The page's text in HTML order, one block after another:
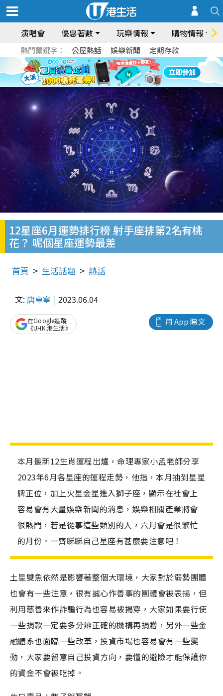
演唱會 優惠著數 玩樂情報 購物情報
熱門關鍵字： 公屋熱話 娛樂新聞 定期存款
12星座6月運勢排行榜 射手座排第2名有桃
花？ 呢個星座運勢最差
首頁 生活話題 熱話
文: 唐卓寧 2023.06.04
用 App 睇文
在Google追蹤
《UHK 港生活》
本月最新12生肖運程出爐，命理專家小孟老師分享
2023年6月各星座的運程走勢，他指，本月抽到星星
牌正位，加上火星金星進入獅子座，顯示在社會上
容易會有大量娛樂新聞的消息，娛樂相關產業將會
很熱門，若是從事這些類別的人，六月會是很繁忙
的月份。一齊睇睇自己星座有甚麼要注意吧！
土星雙魚依然是影響著整個大環境，大家對於弱勢團體
也會有一些注意，很有誠心作善事的團體會被表揚，但
利用慈善來作詐騙行為也容易被揭穿，大家如果要行使
一些捐款一定要多分辨正確的機構再捐贈，另外一些金
融體系也面臨一些改革，投資市場也容易會有一些變
動，大家要留意自己投資方向，要懂的避險才能保護你
的資金不會被吃掉。